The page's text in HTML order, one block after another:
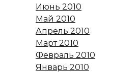
Июнь 2010
Май 2010
Апрель 2010
Март 2010
Февраль 2010
Январь 2010